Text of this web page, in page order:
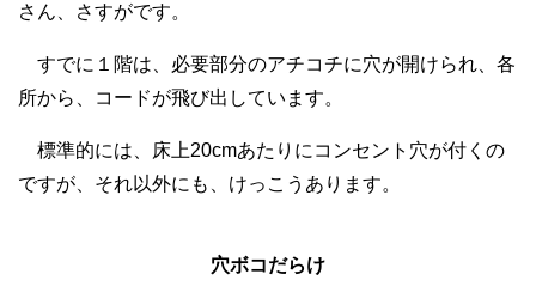
さん、さすがです。
すでに１階は、必要部分のアチコチに穴が開けられ、各
所から、コードが飛び出しています。
標準的には、床上20cmあたりにコンセント穴が付くの
ですが、それ以外にも、けっこうあります。
穴ボコだらけ